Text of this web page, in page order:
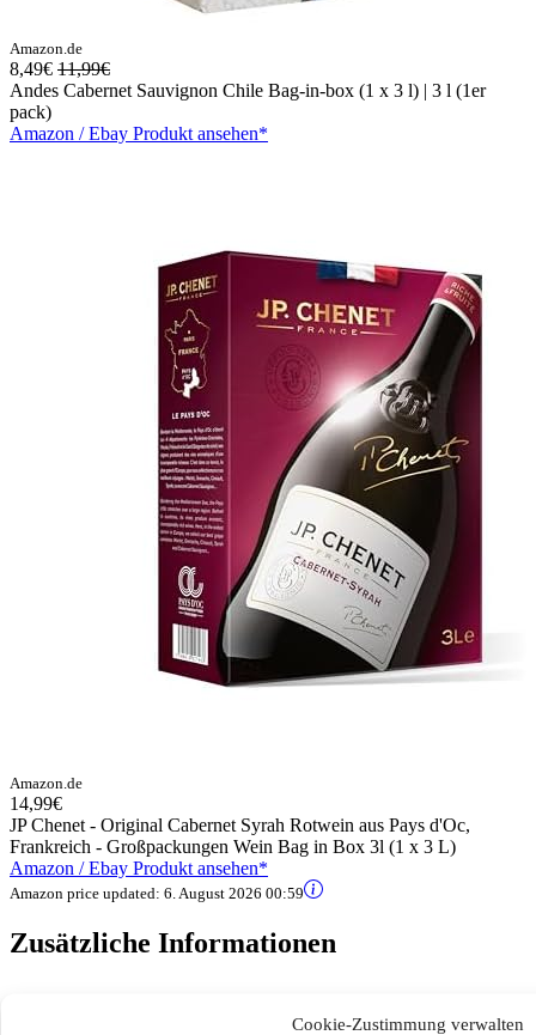
Amazon.de
8,49€ 11,99€
Andes Cabernet Sauvignon Chile Bag-in-box (1 x 3 l) | 3 l (1er
pack)
Amazon / Ebay Produkt ansehen*
Amazon.de
14,99€
JP Chenet - Original Cabernet Syrah Rotwein aus Pays d'Oc,
Frankreich - Großpackungen Wein Bag in Box 3l (1 x 3 L)
Amazon / Ebay Produkt ansehen*
Amazon price updated: 6. August 2026 00:59
Zusätzliche Informationen
Cookie-Zustimmung verwalten